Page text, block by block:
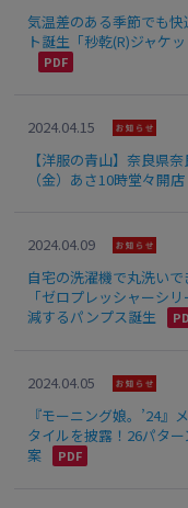
気温差のある季節でも
ト誕生「秒乾(R)ジャケ
2024.04.15
【洋服の青山】奈良県
（金）あさ10時堂々開店
2024.04.09
自宅の洗濯機で丸洗い
「ゼロプレッシャーシ
減するパンプス誕生
2024.04.05
『モーニング娘。’24
タイルを披露！26パタ
案